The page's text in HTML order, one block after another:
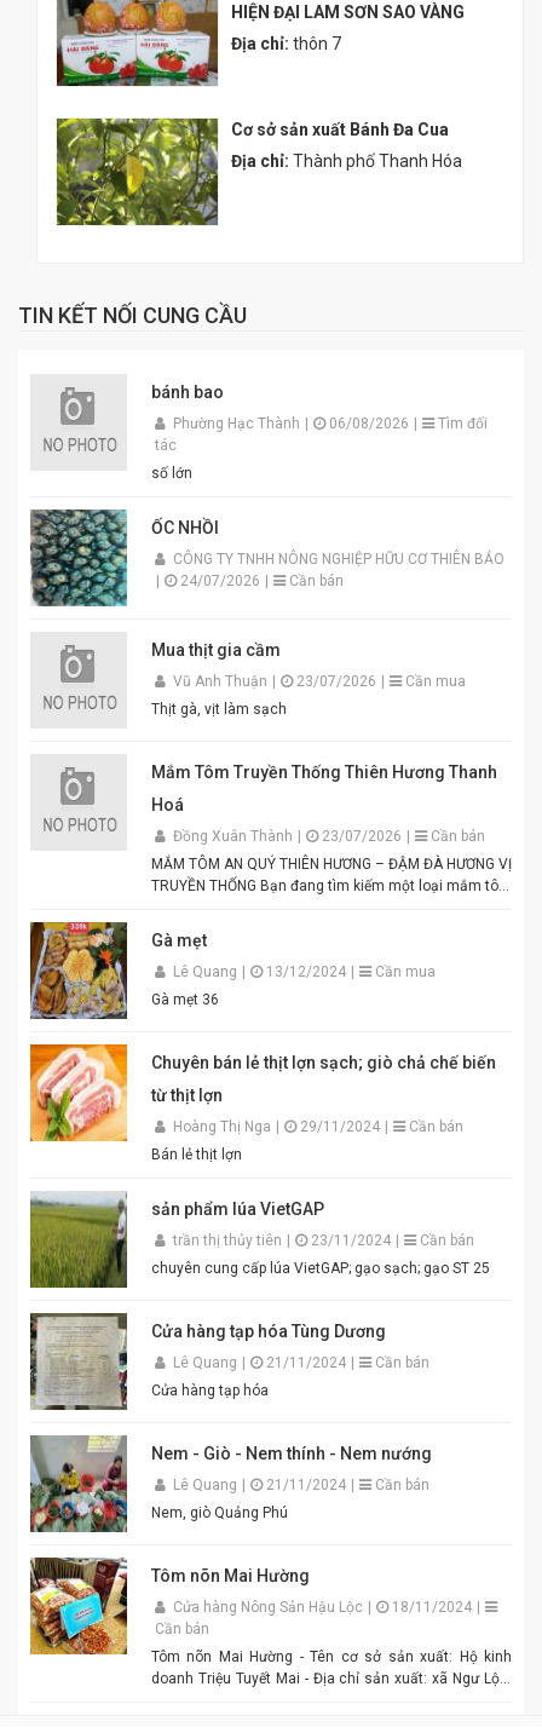
HIỆN ĐẠI LAM SƠN SAO VÀNG
Địa chỉ: thôn 7
Cơ sở sản xuất Bánh Đa Cua
Địa chỉ: Thành phố Thanh Hóa
TIN KẾT NỐI CUNG CẦU
bánh bao
Phường Hạc Thành 06/08/2026
Tìm đối
tác
số lớn
ỐC NHỒI
CÔNG TY TNHH NÔNG NGHIỆP HỮU CƠ THIÊN BẢO
24/07/2026 Cần bán
Mua thịt gia cầm
Vũ Anh Thuận 23/07/2026
Cần mua
Thịt gà, vịt làm sạch
Mắm Tôm Truyền Thống Thiên Hương Thanh
Hoá
Đồng Xuân Thành 23/07/2026
Cần bán
MẮM TÔM AN QUÝ THIÊN HƯƠNG – ĐẬM ĐÀ HƯƠNG VỊ
TRUYỀN THỐNG Bạn đang tìm kiếm một loại mắm tôm
Mắm tôm An Quý Thiên Hương chính là lựa chọn hoàn
hảo cho mọi gia đình Việt. Được sản xuất từ tôm tươi
tuyển chọn theo quy trình lên men truyền thống. Màu
tím đặc trưng, hương thơm tự nhiên, vị đậm đà hài
Đóng gói tiện lợi, đảm bảo vệ sinh an toàn thực phẩm.
Hương vị thơm ngon chuẩn truyền thống. Độ sánh
mịn, màu sắc đẹp mắt. Dễ pha chế, dễ sử dụng. Phù
hợp cho gia đình, quán ăn và nhà hàng. Chỉ cần thêm
bún đậu chuẩn vị. Cam kết sản phẩm chất lượng,
đóng gói cẩn thận. Giao hàng nhanh toàn quốc. Đặt
tôm đậm đà, chuẩn vị quê hương cùng An Quý Thiên
#BunDauMamTom #GiaViTruyenThong
#DacSanVietNam #TikTokShop #AnQuyThienHuong
Gà mẹt
Lê Quang 13/12/2024
Cần mua
Gà mẹt 36
Chuyên bán lẻ thịt lợn sạch; giò chả chế biến
từ thịt lợn
Hoàng Thị Nga 29/11/2024
Cần bán
Bán lẻ thịt lợn
sản phẩm lúa VietGAP
trần thị thủy tiên 23/11/2024
Cần bán
chuyên cung cấp lúa VietGAP; gạo sạch; gạo ST 25
Cửa hàng tạp hóa Tùng Dương
Lê Quang 21/11/2024
Cần bán
Cửa hàng tạp hóa
Nem - Giò - Nem thính - Nem nướng
Lê Quang 21/11/2024
Cần bán
Nem, giò Quảng Phú
Tôm nõn Mai Hường
Cửa hàng Nông Sản Hậu Lộc 18/11/2024
Cần bán
Tôm nõn Mai Hường - Tên cơ sở sản xuất: Hộ kinh
doanh Triệu Tuyết Mai - Địa chỉ sản xuất: xã Ngư Lộc,